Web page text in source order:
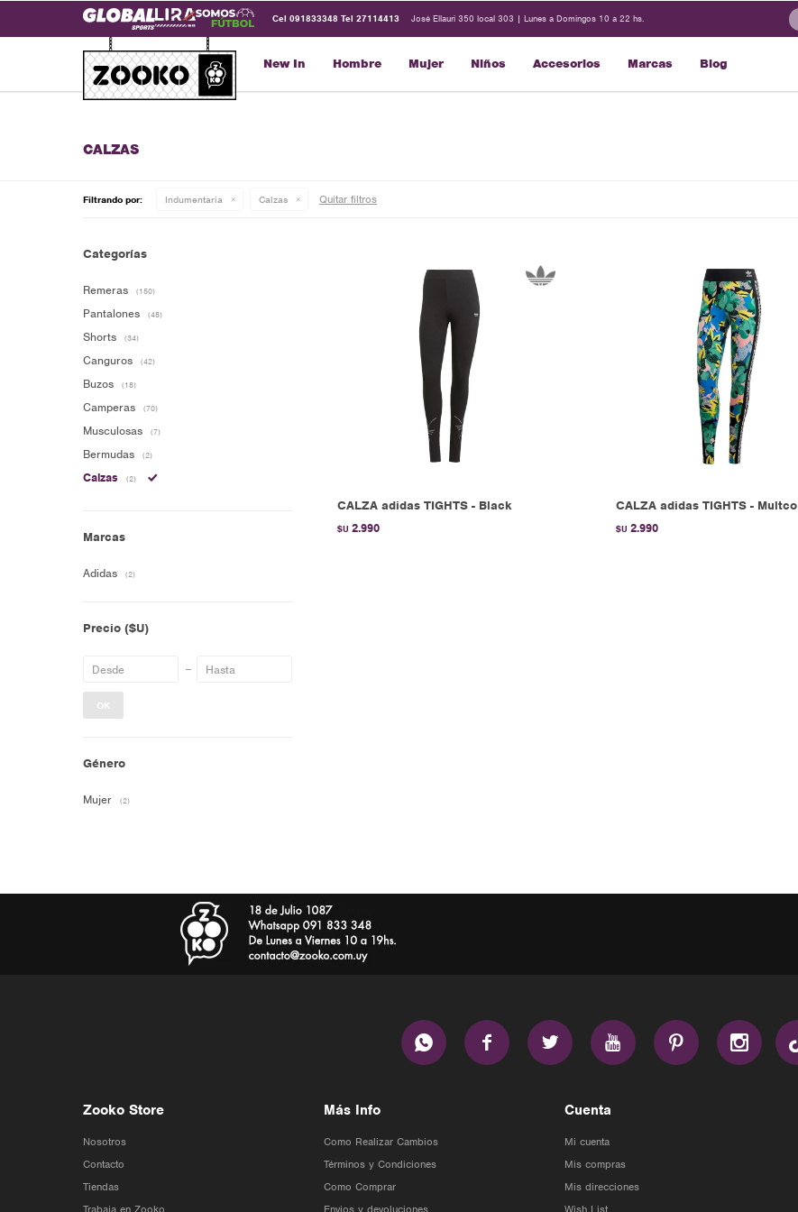
New In Hombre Mujer Niños Accesorios Marcas Blog
Cel 091833348 Tel 27114413 José Ellauri 350 local 303 | Lunes a Domingos 10 a 22 hs.
CALZAS
Filtrando por: Indumentaria Calzas Quitar filtros
CALZA adidas TIGHTS - Black
$U 2.990
CALZA adidas TIGHTS - Multco
$U 2.990
Categorías
Remeras (150)
Pantalones (48)
Shorts (34)
Canguros (42)
Buzos (18)
Camperas (70)
Musculosas (7)
Bermudas (2)
Calzas (2)
Marcas
Adidas (2)
Precio ($U)
OK
Género
Mujer (2)
     
Zooko Store
Nosotros
Contacto
Tiendas
Más Info
Como Realizar Cambios
Términos y Condiciones
Como Comprar
Cuenta
Mi cuenta
Mis compras
Mis direcciones